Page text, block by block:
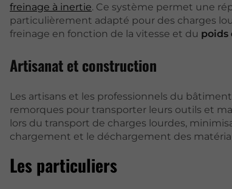
freinage à inertie. Ce système permet une
particulièrement adapté pour des charges
freinage en fonction de la vitesse et du poids
Artisanat et construction
Les artisans et les professionnels du
remorques pour transporter leurs outils et
lors du transport de charges lourdes,
chargement et le déchargement des
Les particuliers